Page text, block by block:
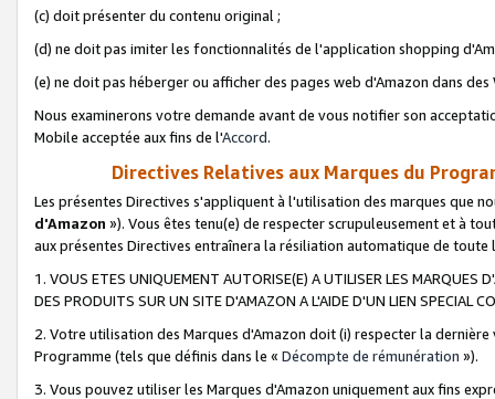
(c) doit présenter du contenu original ;
(d) ne doit pas imiter les fonctionnalités de l'application shopping
(e) ne doit pas héberger ou afficher des pages web d'Amazon dans
Nous examinerons votre demande avant de vous notifier son
Mobile acceptée aux fins de l'Accord.
Directives Relatives aux Marques du
Les présentes Directives s'appliquent à l'utilisation des marques que
d'Amazon »). Vous êtes tenu(e) de respecter scrupuleusement et à
aux présentes Directives entraînera la résiliation automatique de
1. VOUS ETES UNIQUEMENT AUTORISE(E) A UTILISER LES MARQUES
DES PRODUITS SUR UN SITE D'AMAZON A L'AIDE D'UN LIEN SPECIAL
2. Votre utilisation des Marques d'Amazon doit (i) respecter la
Programme (tels que définis dans le « Décompte de rémunération »).
3. Vous pouvez utiliser les Marques d'Amazon uniquement aux fins